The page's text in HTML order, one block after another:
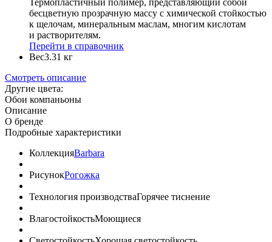
Термопластичный полимер, представляющий собой
бесцветную прозрачную массу с химической стойкостью
к щелочам, минеральным маслам, многим кислотам
и растворителям.
Перейти в справочник
Вес3.31 кг
Смотреть описание
Другие цвета:
Обои компаньоны
Описание
О бренде
Подробные характеристики
КоллекцияBarbara
РисунокРогожка
Технология производстваГорячее тиснение
ВлагостойкостьМоющиеся